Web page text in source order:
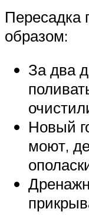
Пересадка
образом:
За два
Новый
моют,